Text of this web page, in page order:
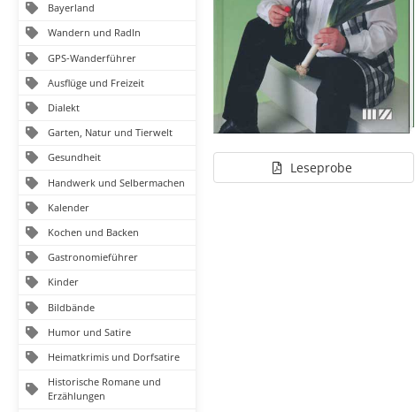
Bayerland
Wandern und Radln
GPS-Wanderführer
Ausflüge und Freizeit
Dialekt
Garten, Natur und Tierwelt
Gesundheit
Handwerk und Selbermachen
Kalender
Kochen und Backen
Gastronomieführer
Kinder
Bildbände
Humor und Satire
Heimatkrimis und Dorfsatire
Historische Romane und
Erzählungen
Leseprobe